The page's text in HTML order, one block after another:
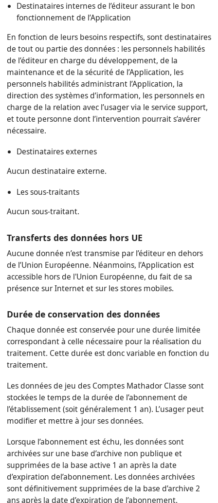
Destinataires internes de l’éditeur assurant le bon
fonctionnement de l’Application
En fonction de leurs besoins respectifs, sont destinataires
de tout ou partie des données : les personnels habilités
de l’éditeur en charge du développement, de la
maintenance et de la sécurité de l’Application, les
personnels habilités administrant l’Application, la
direction des systèmes d’information, les personnels en
charge de la relation avec l’usager via le service support,
et toute personne dont l’intervention pourrait s’avérer
nécessaire.
Destinataires externes
Aucun destinataire externe.
Les sous-traitants
Aucun sous-traitant.
Transferts des données hors UE
Aucune donnée n’est transmise par l’éditeur en dehors
de l’Union Européenne. Néanmoins, l’Application est
accessible hors de l'Union Européenne, du fait de sa
présence sur Internet et sur les stores mobiles.
Durée de conservation des données
Chaque donnée est conservée pour une durée limitée
correspondant à celle nécessaire pour la réalisation du
traitement. Cette durée est donc variable en fonction du
traitement.
Les données de jeu des Comptes Mathador Classe sont
stockées le temps de la durée de l’abonnement de
l’établissement (soit généralement 1 an). L’usager peut
modifier et mettre à jour ses données.
Lorsque l’abonnement est échu, les données sont
archivées sur une base d’archive non publique et
supprimées de la base active 1 an après la date
d’expiration del’abonnement. Les données archivées
sont définitivement supprimées de la base d’archive 2
ans après la date d’expiration de l’abonnement.